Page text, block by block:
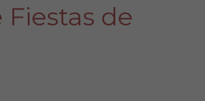
Fiestas de